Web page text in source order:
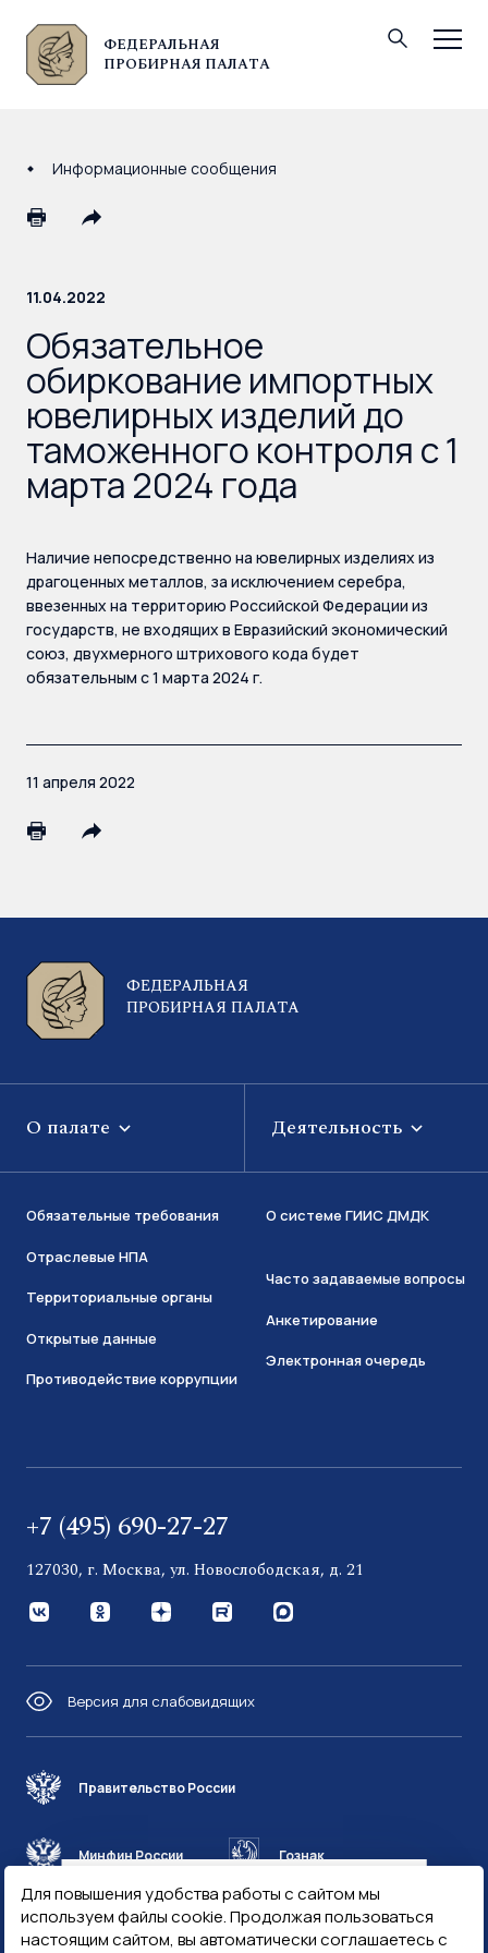
Для повышения удобства работы с сайтом мы
используем файлы cookie. Продолжая пользоваться
настоящим сайтом, вы автоматически соглашаетесь с
ФЕДЕРАЛЬНАЯ
ПРОБИРНАЯ ПАЛАТА
© Федеральная пробирная палата, 2026
Информационные сообщения
11.04.2022
Обязательное
обиркование импортных
ювелирных изделий до
таможенного контроля с 1
марта 2024 года
Наличие непосредственно на ювелирных изделиях из
драгоценных металлов, за исключением серебра,
ввезенных на территорию Российской Федерации из
государств, не входящих в Евразийский экономический
союз, двухмерного штрихового кода будет
обязательным с 1 марта 2024 г.
11 апреля 2022
ФЕДЕРАЛЬНАЯ
ПРОБИРНАЯ ПАЛАТА
О палате Деятельность
Обязательные требования
Отраслевые НПА
Территориальные органы
Открытые данные
Противодействие коррупции
О системе ГИИС ДМДК
Часто задаваемые вопросы
Анкетирование
Электронная очередь
+7 (495) 690-27-27
127030, г. Москва, ул. Новослободская, д. 21
Версия для слабовидящих
Правительство России
Минфин России Гознак
Госуслуги Госключ
ФПП в МАХ